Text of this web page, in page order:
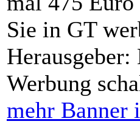
Sie in GT
Werbung
mehr Banner